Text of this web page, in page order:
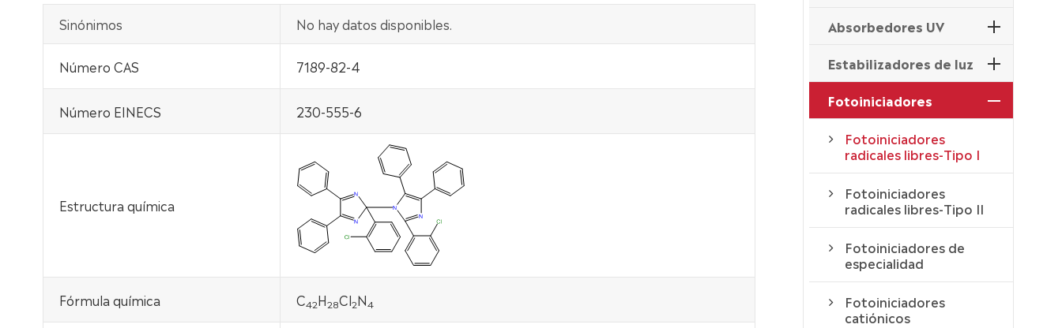
Sinónimos No hay datos disponibles.
Número CAS 7189-82-4
Número EINECS 230-555-6
Estructura química
Fórmula química C42H28Cl2N4
Absorbedores UV
Estabilizadores de luz
Fotoiniciadores
Fotoiniciadores
radicales libres-Tipo I
Fotoiniciadores
radicales libres-Tipo II
Fotoiniciadores de
especialidad
Fotoiniciadores
catiónicos